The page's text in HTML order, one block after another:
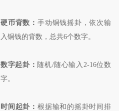
硬币背数： 手动铜钱摇卦，依次输
入铜钱的背数，总共6个数字。
数字起卦：随机/随心输入2-16位数
字。
时间起卦： 根据输和的摇卦时间排